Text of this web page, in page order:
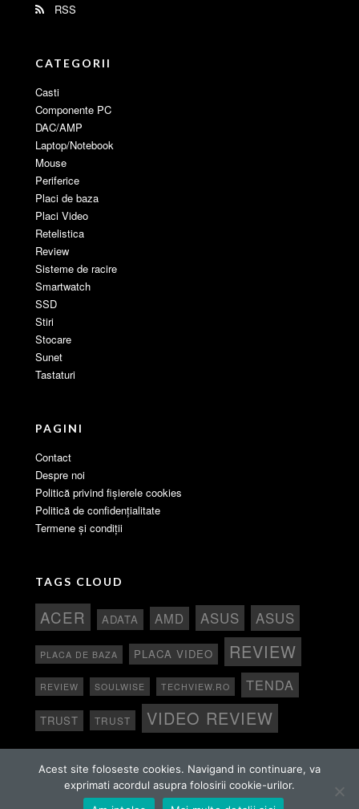
RSS
CATEGORII
Casti
Componente PC
DAC/AMP
Laptop/Notebook
Mouse
Periferice
Placi de baza
Placi Video
Retelistica
Review
Sisteme de racire
Smartwatch
SSD
Stiri
Stocare
Sunet
Tastaturi
PAGINI
Contact
Despre noi
Politică privind fișierele cookies
Politică de confidențialitate
Termene și condiții
TAGS CLOUD
ACER ADATA AMD ASUS ASUS
PLACA DE BAZA PLACA VIDEO REVIEW
REVIEW SOULWISE TECHVIEW.RO TENDA
TRUST TRUST VIDEO REVIEW
Copyright 2015 - 2024 TechView Toate drepturile rezervate.
Acest site foloseste cookies. Navigand in continuare, va
exprimati acordul asupra folosirii cookie-urilor.